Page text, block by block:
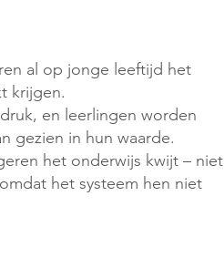
al op jonge leeftijd het
krijgen.
en leerlingen worden
gezien in hun waarde.
het onderwijs kwijt – niet
het systeem hen niet